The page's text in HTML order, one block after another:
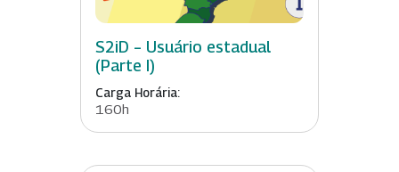
S2iD – Usuário estadual
(Parte I)
Carga Horária:
160h